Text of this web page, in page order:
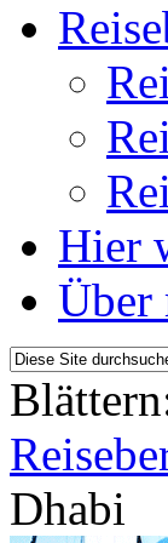
Hier
Über
Dhabi